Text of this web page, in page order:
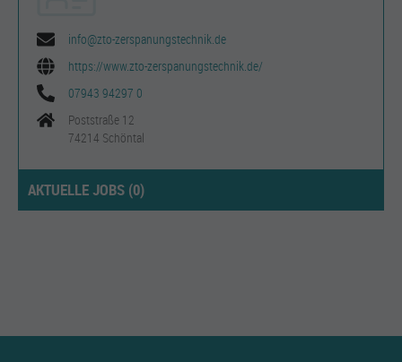
info@zto-zerspanungstechnik.de
https://www.zto-zerspanungstechnik.de/
07943 94297 0
Poststraße 12
74214 Schöntal
AKTUELLE JOBS (0)